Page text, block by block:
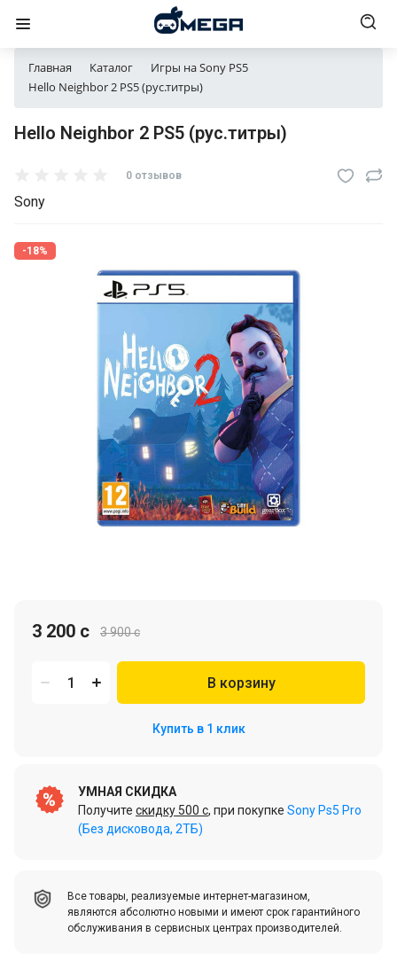
Главная Каталог
Игры на Sony PS5
Hello Neighbor 2 PS5 (рус.титры)
Hello Neighbor 2 PS5 (рус.титры)
0 отзывов
Sony
-18%
3 900 c
3 200 c
В корзину
Купить в 1 клик
УМНАЯ СКИДКА
Получите скидку 500 c, при покупке Sony Ps5 Pro
(Без дисковода, 2ТБ)
Все товары, реализуемые интернет-магазином,
являются абсолютно новыми и имеют срок гарантийного
обслуживания в сервисных центрах производителей.